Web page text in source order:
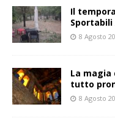
Il
Sportabili
8 Agosto
La magia
tutto
8 Agosto